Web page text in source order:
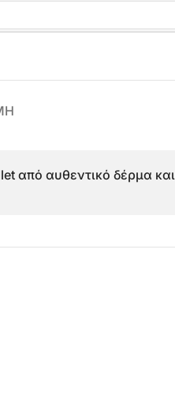
από αυθεντικό δέρμα